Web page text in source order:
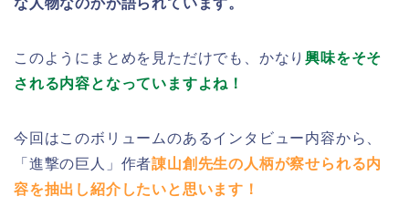
な人物なのかが語られています。
このようにまとめを見ただけでも、かなり興味をそそ
される内容となっていますよね！
今回はこのボリュームのあるインタビュー内容から、
「進撃の巨人」作者諌山創先生の人柄が察せられる内
容を抽出し紹介したいと思います！